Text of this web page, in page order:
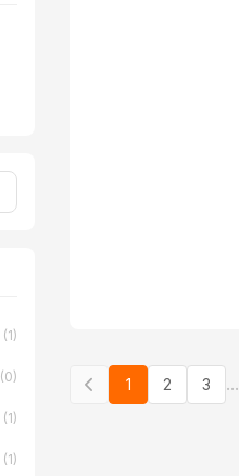
(1)
(0)
(1)
(1)
1 2 3 ...